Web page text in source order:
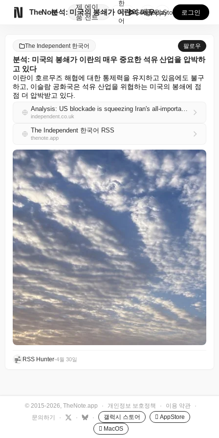
TheNote
제
품
에이
전트
분석: 미국의 봉쇄가 이란의 매우 중요한 석유 산업을 ...
한
국
어
GooglePlay
AppStore 로그인
The Independent 한국어 팔로우
분석: 미국의 봉쇄가 이란의 매우 중요한 석유 산업을 압박하
고 있다
이란이 호르무즈 해협에 대한 통제력을 유지하고 있음에도 불구
하고, 이슬람 공화국은 석유 산업을 위협하는 미국의 봉쇄에 점
점 더 압박받고 있다.
Analysis: US blockade is squeezing Iran's all-important oil industry
independent.co.uk
The Independent 한국어 RSS
thenote.app
RSS Hunter•4월 30일
© 2015-2026, TheNote.app · 개인정보 보호정책 · 이용 약관
·
문의하기
· · · 갤럭시 스토어
 AppStore
 MacOS